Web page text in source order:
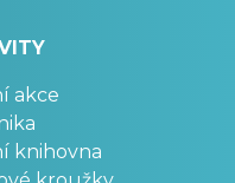
akce
knihovna